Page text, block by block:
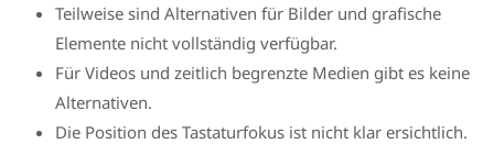
Teilweise sind Alternativen für Bilder und grafische
Elemente nicht vollständig verfügbar.
Für Videos und zeitlich begrenzte Medien gibt es keine
Alternativen.
Die Position des Tastaturfokus ist nicht klar ersichtlich.